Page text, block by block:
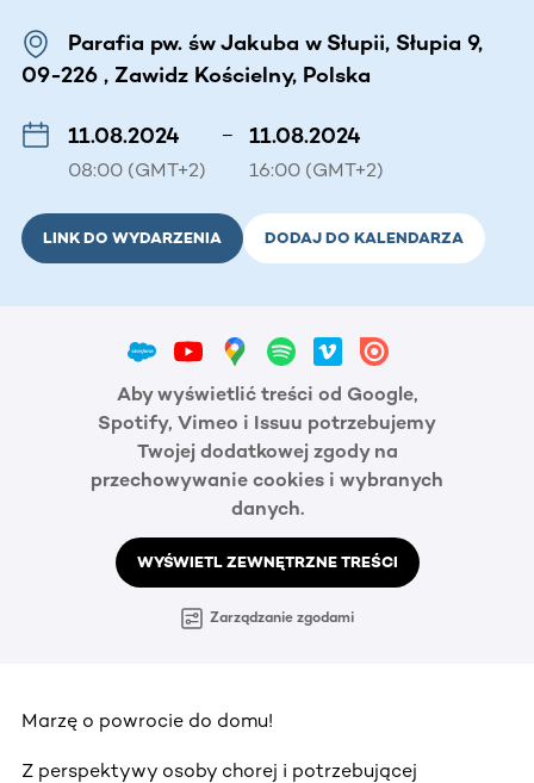
Parafia pw. św Jakuba w Słupii, Słupia 9,
09-226 , Zawidz Kościelny, Polska
11.08.2024
08:00 (GMT+2)
– 11.08.2024
16:00 (GMT+2)
LINK DO WYDARZENIA DODAJ DO KALENDARZA
Aby wyświetlić treści od Google,
Spotify, Vimeo i Issuu potrzebujemy
Twojej dodatkowej zgody na
przechowywanie cookies i wybranych
danych.
WYŚWIETL ZEWNĘTRZNE TREŚCI
Zarządzanie zgodami
Marzę o powrocie do domu!
Z perspektywy osoby chorej i potrzebującej